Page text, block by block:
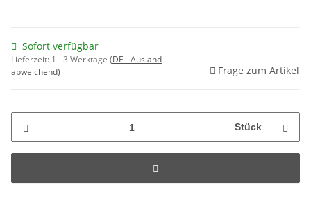
Sofort verfügbar
Lieferzeit: 1 - 3 Werktage (DE - Ausland
abweichend)
Frage zum Artikel
Stück